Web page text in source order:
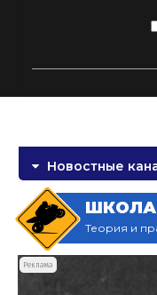
Новостные
Теория и
Реклама